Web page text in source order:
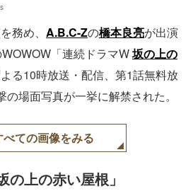
務め、 A.B.C-Zの橋本良亮が出演
「連続ドラマW坂の上の
る10時放送・配信、第1話無料放
場面写真が一挙に解禁された。
べての画像をみる
上の赤い屋根」